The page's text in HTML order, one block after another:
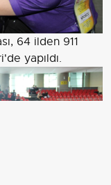
64 ilden 911
yapıldı.